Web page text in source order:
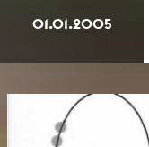
01.01.2005